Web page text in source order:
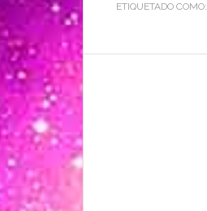
ETIQUETADO COMO: